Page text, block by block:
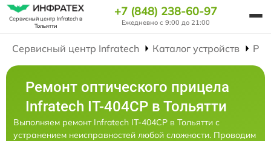
Сервисный центр Infratechв
Тольятти
+7 (848) 238-60-97
Ежедневно с 9:00 до 21:00
Сервисный центр Infratech Каталог устройств
Ремонт оптического прицела
Infratech IT-404CP в Тольятти
Выполняем ремонт Infratech IT-404CP в Тольятти с
устранением неисправностей любой сложности. Проводим